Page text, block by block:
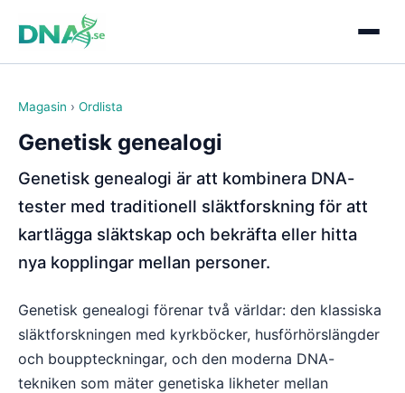
Magasin › Ordlista
Genetisk genealogi
Genetisk genealogi är att kombinera DNA-
tester med traditionell släktforskning för att
kartlägga släktskap och bekräfta eller hitta
nya kopplingar mellan personer.
Genetisk genealogi förenar två världar: den klassiska
släktforskningen med kyrkböcker, husförhörslängder
och bouppteckningar, och den moderna DNA-
tekniken som mäter genetiska likheter mellan